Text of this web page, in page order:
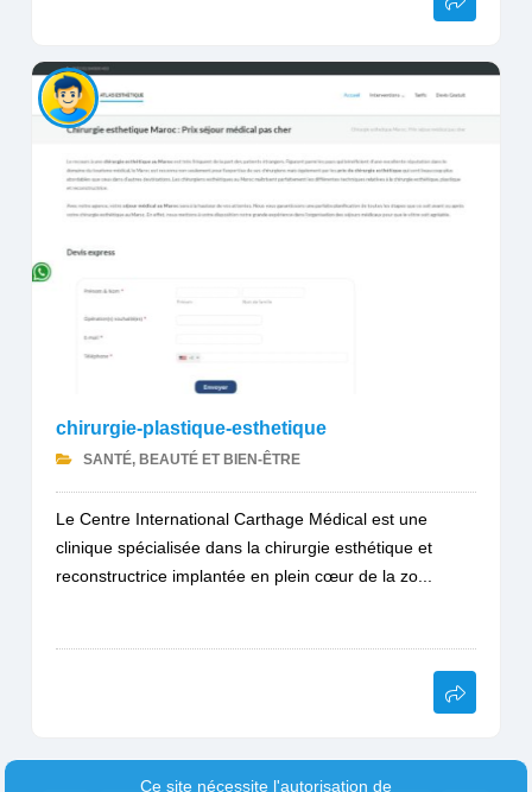
chirurgie-plastique-esthetique
SANTÉ, BEAUTÉ ET BIEN-ÊTRE
Le Centre International Carthage Médical est une
clinique spécialisée dans la chirurgie esthétique et
reconstructrice implantée en plein cœur de la zo...
Ce site nécessite l'autorisation de